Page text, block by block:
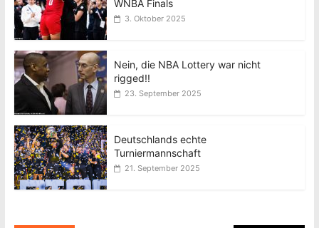
WNBA Finals
3. Oktober 2025
Nein, die NBA Lottery war nicht
rigged!!
23. September 2025
Deutschlands echte
Turniermannschaft
21. September 2025